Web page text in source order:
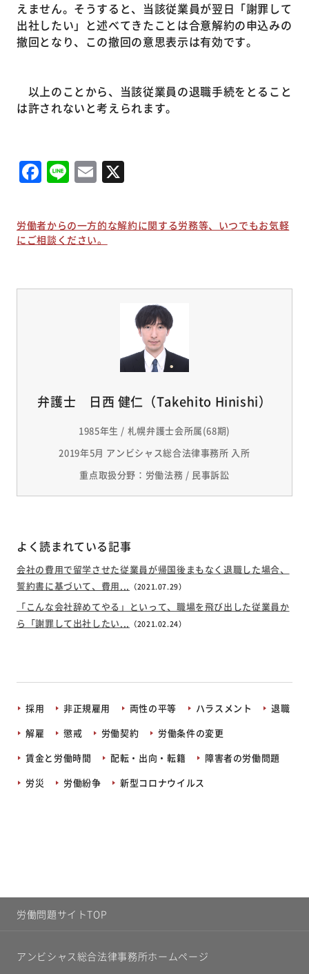
えません。そうすると、当該従業員が翌日「謝罪して
出社したい」と述べてきたことは合意解約の申込みの
撤回となり、この撤回の意思表示は有効です。
以上のことから、当該従業員の退職手続をとること
は許されないと考えられます。
Facebook
LineEmail
労働者からの一方的な解約に関する労務等、いつでもお気軽
にご相談ください。
弁護士 日西 健仁（Takehito Hinishi）
1985年生 / 札幌弁護士会所属(68期)
2019年5月 アンビシャス総合法律事務所 入所
重点取扱分野：労働法務 / 民事訴訟
よく読まれている記事
会社の費用で留学させた従業員が帰国後まもなく退職した場合、
誓約書に基づいて、費用... （2021.07.29）
「こんな会社辞めてやる」といって、職場を飛び出した従業員か
ら「謝罪して出社したい... （2021.02.24）
採用 非正規雇用 両性の平等 ハラスメント
退職
解雇
懲戒 労働契約
労働条件の変更
賃金と労働時間
配転・出向・転籍
障害者の労働問題
労災
労働紛争 新型コロナウイルス
労働問題サイトTOP
アンビシャス総合法律事務所ホームページ